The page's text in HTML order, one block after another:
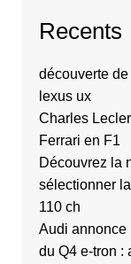
Recents
découverte de
lexus ux
Charles
Ferrari en F1
Découvrez la
sélectionner
110 ch
Audi annonce
du Q4 e-tron :